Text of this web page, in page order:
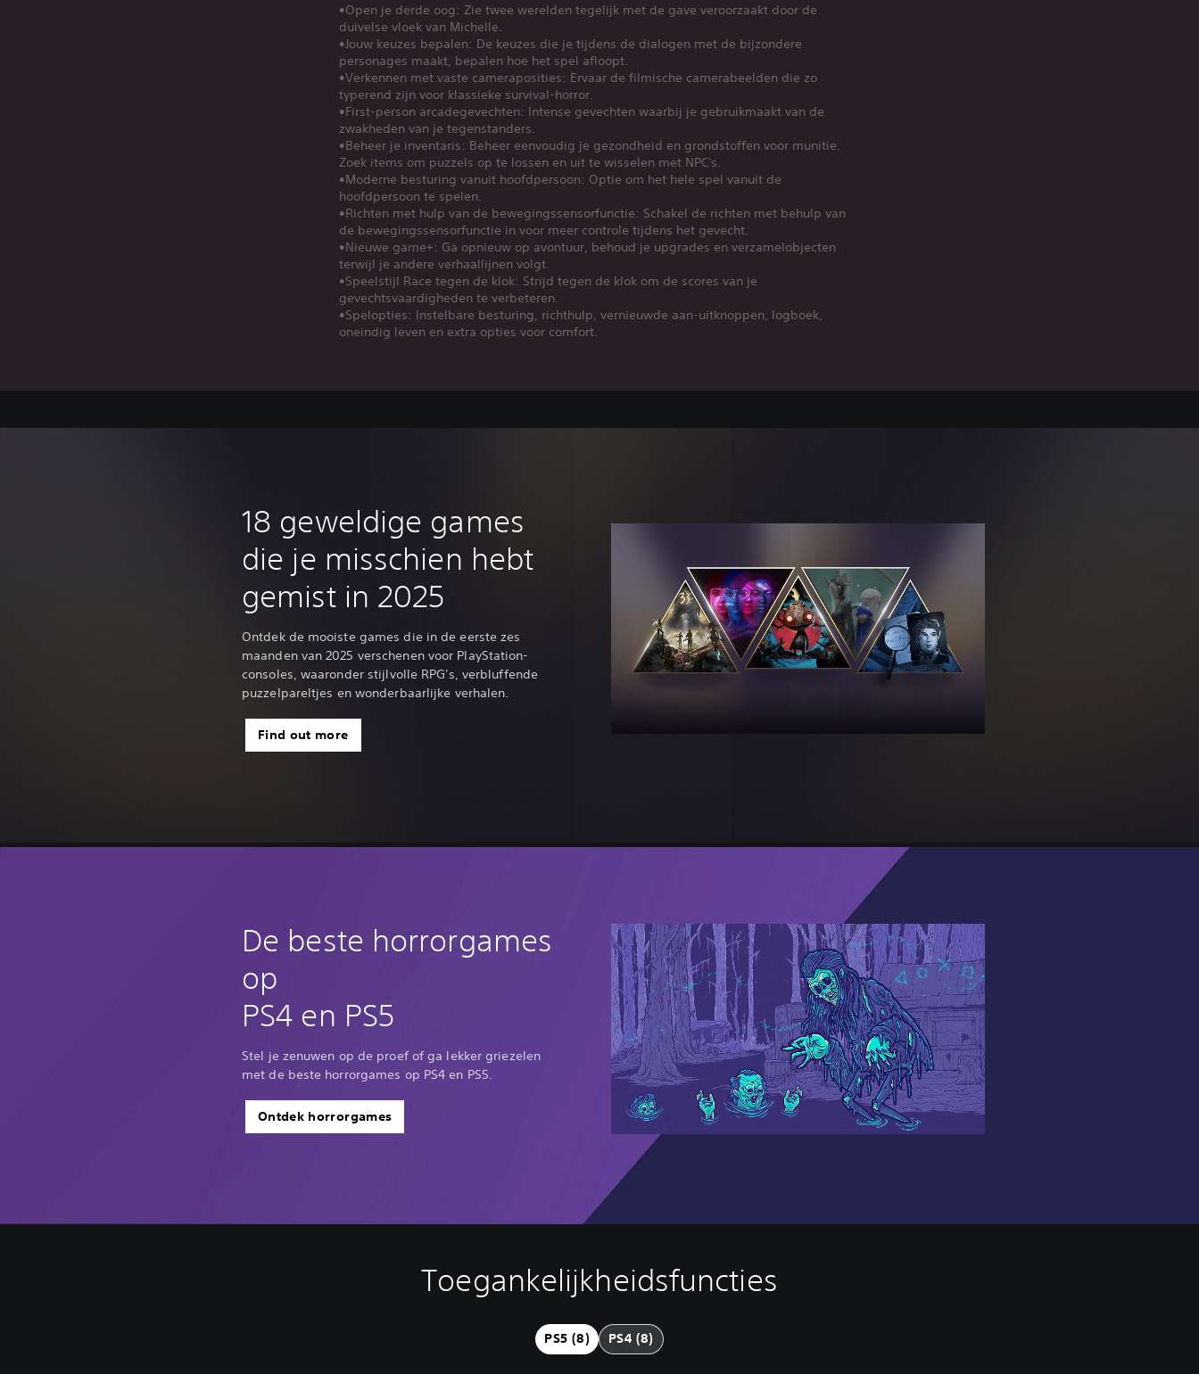
•Open je derde oog: Zie twee werelden tegelijk met de gave veroorzaakt door de
duivelse vloek van Michelle.
•Jouw keuzes bepalen: De keuzes die je tijdens de dialogen met de bijzondere
personages maakt, bepalen hoe het spel afloopt.
•Verkennen met vaste cameraposities: Ervaar de filmische camerabeelden die zo
typerend zijn voor klassieke survival-horror.
•First-person arcadegevechten: Intense gevechten waarbij je gebruikmaakt van de
zwakheden van je tegenstanders.
•Beheer je inventaris: Beheer eenvoudig je gezondheid en grondstoffen voor munitie.
Zoek items om puzzels op te lossen en uit te wisselen met NPC's.
•Moderne besturing vanuit hoofdpersoon: Optie om het hele spel vanuit de
hoofdpersoon te spelen.
•Richten met hulp van de bewegingssensorfunctie: Schakel de richten met behulp van
de bewegingssensorfunctie in voor meer controle tijdens het gevecht.
•Nieuwe game+: Ga opnieuw op avontuur, behoud je upgrades en verzamelobjecten
terwijl je andere verhaallijnen volgt.
•Speelstijl Race tegen de klok: Strijd tegen de klok om de scores van je
gevechtsvaardigheden te verbeteren.
•Spelopties: Instelbare besturing, richthulp, vernieuwde aan-uitknoppen, logboek,
oneindig leven en extra opties voor comfort.
‎18 geweldige games
die je misschien hebt
gemist in 2025
Ontdek de mooiste games die in de eerste zes
maanden van 2025 verschenen voor PlayStation-
consoles, waaronder stijlvolle RPG's, verbluffende
puzzelpareltjes en wonderbaarlijke verhalen.
Find out more
De beste horrorgames
op
PS4 en PS5
Stel je zenuwen op de proef of ga lekker griezelen
met de beste horrorgames op PS4 en PS5.
Ontdek horrorgames
Toegankelijkheidsfuncties
PS5 (8) PS4 (8)